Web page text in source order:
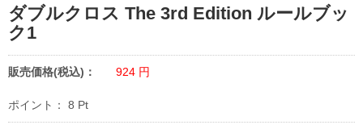
ダブルクロス The 3rd Edition ルールブッ
ク1
販売価格(税込)： 924 円
ポイント： 8 Pt